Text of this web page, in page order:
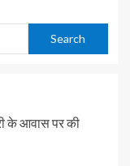
Search
के आवास पर की